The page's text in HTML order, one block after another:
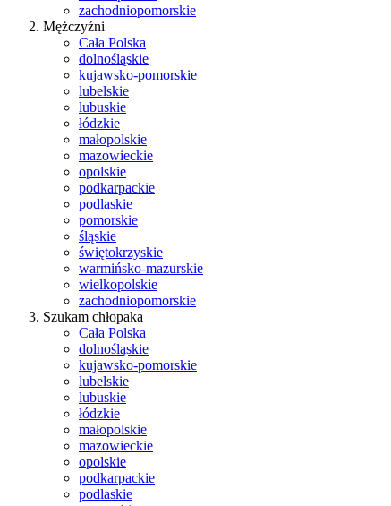
zachodniopomorskie
Mężczyźni
Cała Polska
dolnośląskie
kujawsko-pomorskie
lubelskie
lubuskie
łódzkie
małopolskie
mazowieckie
opolskie
podkarpackie
podlaskie
pomorskie
śląskie
świętokrzyskie
warmińsko-mazurskie
wielkopolskie
zachodniopomorskie
Szukam chłopaka
Cała Polska
dolnośląskie
kujawsko-pomorskie
lubelskie
lubuskie
łódzkie
małopolskie
mazowieckie
opolskie
podkarpackie
podlaskie